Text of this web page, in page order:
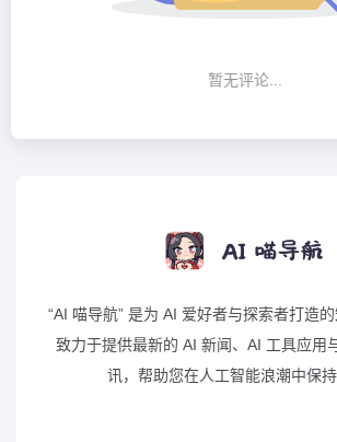
暂无评论...
“AI 喵导航” 是为 AI 爱好者与探索者打造
致力于提供最新的 AI 新闻、AI 工具应用
讯，帮助您在人工智能浪潮中保持